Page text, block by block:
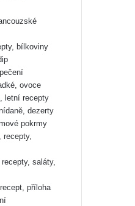
bílkoviny
ovoce
letní recepty
dezerty
pokrmy
recepty,
saláty,
příloha